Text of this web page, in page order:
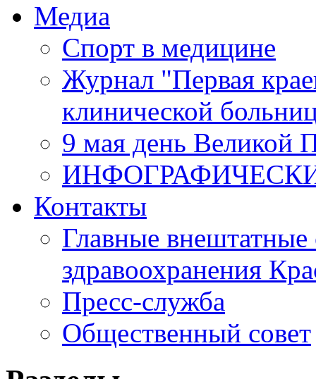
Медиа
Спорт в медицине
Журнал "Первая
клинической
9 мая день Великой
Контакты
Главные внештатные
здравоохранения
Пресс-служба
Общественный совет